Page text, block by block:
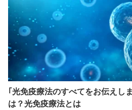
｢光免疫療法のすべてをお伝えし
は？光免疫療法とは